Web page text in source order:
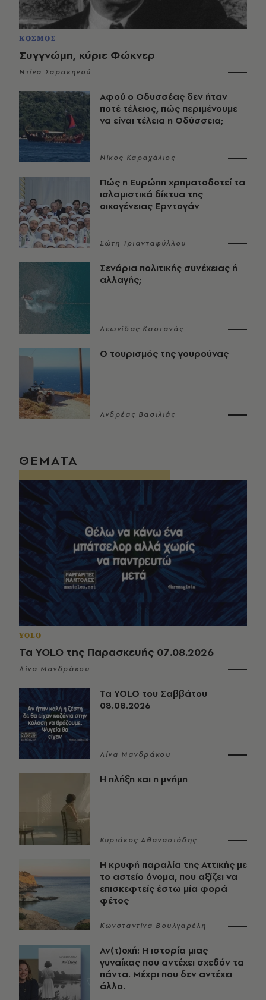
ΚΟΣΜΟΣ
Συγγνώμη, κύριε Φώκνερ
Ντίνα Σαρακηνού
Αφού ο Οδυσσέας δεν ήταν
ποτέ τέλειος, πώς περιμένουμε
να είναι τέλεια η Οδύσσεια;
Νίκος Καραχάλιος
Πώς η Ευρώπη χρηματοδοτεί τα
ισλαμιστικά δίκτυα της
οικογένειας Ερντογάν
Σώτη Τριανταφύλλου
Σενάρια πολιτικής συνέχειας ή
αλλαγής;
Λεωνίδας Καστανάς
Ο τουρισμός της γουρούνας
Ανδρέας Βασιλιάς
ΘΕΜΑΤΑ
YOLO
Τα YOLO της Παρασκευής 07.08.2026
Λίνα Μανδράκου
Τα YOLO του Σαββάτου
08.08.2026
Λίνα Μανδράκου
Η πλήξη και η μνήμη
Κυριάκος Αθανασιάδης
Η κρυφή παραλία της Αττικής με
το αστείο όνομα, που αξίζει να
επισκεφτείς έστω μία φορά
φέτος
Κωνσταντίνα Βουλγαρέλη
Αν(τ)οχή: Η ιστορία μιας
γυναίκας που αντέχει σχεδόν τα
πάντα. Μέχρι που δεν αντέχει
άλλο.